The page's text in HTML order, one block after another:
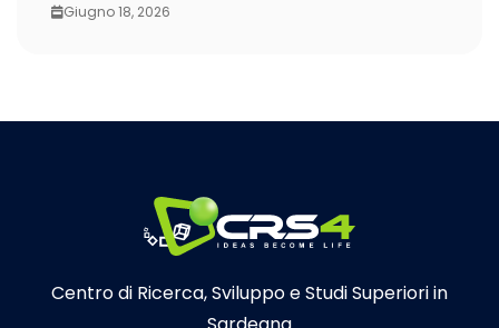
Giugno 18, 2026
Centro di Ricerca, Sviluppo e Studi Superiori in